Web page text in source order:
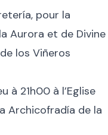
pour la
Aurora et de Divine
los Viñeros
à 21h00 à l’Eglise
Archicofradía de la